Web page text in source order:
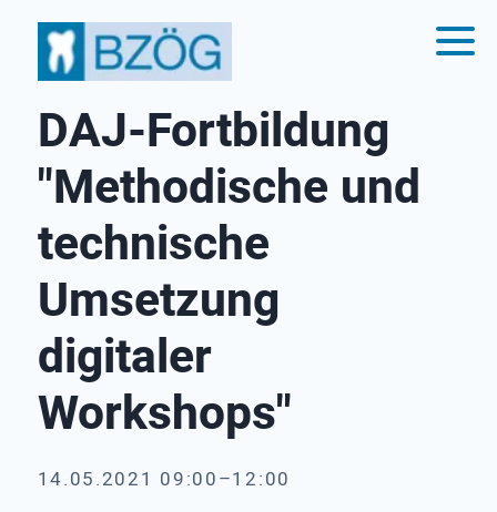
DAJ-Fortbildung
"Methodische und
technische
Umsetzung
digitaler
Workshops"
14.05.2021 09:00–12:00